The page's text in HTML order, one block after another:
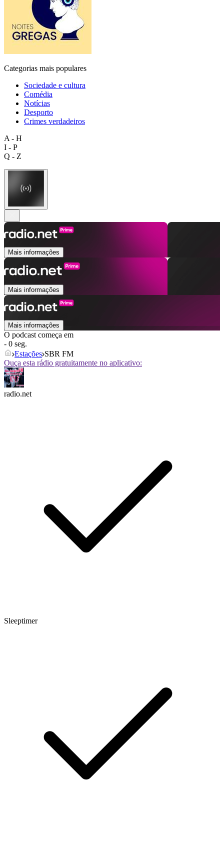
Categorias mais populares
Sociedade e cultura
Comédia
Notícias
Desporto
Crimes verdadeiros
A - H
I - P
Q - Z
Mais informações
Mais informações
Mais informações
O podcast começa em
- 0 seg.
Estações SBR FM
Ouça esta rádio gratuitamente no aplicativo:
radio.net
Sleeptimer